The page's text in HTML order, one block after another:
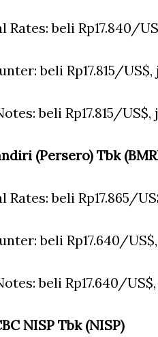
Rates: beli Rp17.840/
beli Rp17.815/US$,
beli Rp17.815/US$,
(Persero) Tbk
Rates: beli Rp17.865/
beli Rp17.640/
beli Rp17.640/
NISP Tbk (NISP)